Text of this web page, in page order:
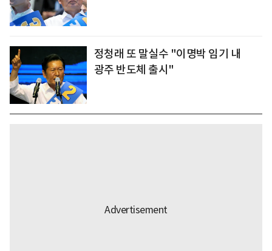
정청래 또 말실수 "이명박 임기 내
광주 반도체 출시"